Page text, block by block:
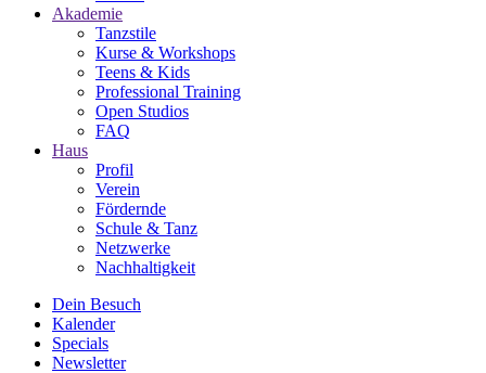
Akademie
Tanzstile
Kurse & Workshops
Teens & Kids
Professional Training
Open Studios
FAQ
Haus
Profil
Verein
Fördernde
Schule & Tanz
Netzwerke
Nachhaltigkeit
Dein Besuch
Kalender
Specials
Newsletter